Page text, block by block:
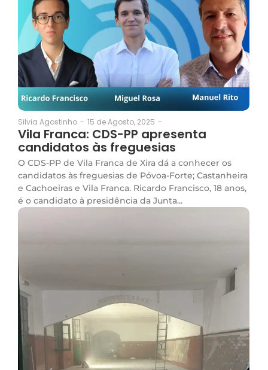
Silvia Agostinho - 15 de Agosto, 2025 -
Vila Franca: CDS-PP apresenta
candidatos às freguesias
O CDS-PP de Vila Franca de Xira dá a conhecer os
candidatos às freguesias de Póvoa-Forte; Castanheira
e Cachoeiras e Vila Franca. Ricardo Francisco, 18 anos,
é o candidato à presidência da Junta...